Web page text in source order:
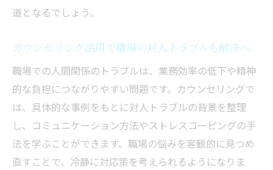
ト
無料カウンセリングの利用手順とポイント
点
職場や家庭の人間関係をカウンセリングで見直
カウンセリングで職場の人間関係を改善す
るコツ
道となるでしょう。
カウンセリング活用で職場の対人トラブルも解決へ
職場での人間関係のトラブルは、業務効率の低下や精神
的な負担につながりやすい問題です。カウンセリングで
は、具体的な事例をもとに対人トラブルの背景を整理
し、コミュニケーション方法やストレスコーピングの手
法を学ぶことができます。職場の悩みを客観的に見つめ
直すことで、冷静に対応策を考えられるようになりま